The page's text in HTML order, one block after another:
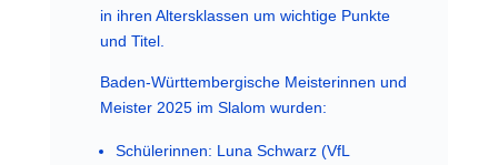
in ihren Altersklassen um wichtige Punkte
und Titel.
Baden-Württembergische Meisterinnen und
Meister 2025 im Slalom wurden:
Schülerinnen: Luna Schwarz (VfL